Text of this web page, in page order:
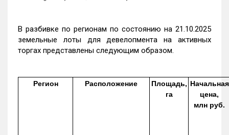
В разбивке по регионам по состоянию на 21.10.2025
земельные лоты для девелопмента на активных
торгах представлены следующим образом.
Регион Расположение
Площадь,
га
Начальная
цена,
млн руб.